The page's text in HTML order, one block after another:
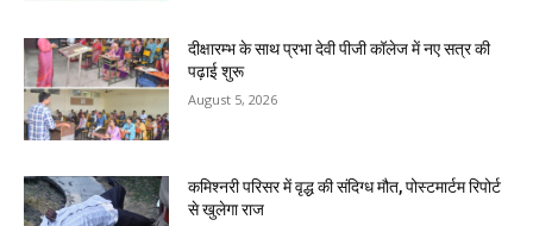
दीक्षारम्भ के साथ प्रभा देवी पीजी कॉलेज में नए सत्र की
पढ़ाई शुरू
August 5, 2026
कमिश्नरी परिसर में वृद्ध की संदिग्ध मौत, पोस्टमार्टम रिपोर्ट
से खुलेगा राज